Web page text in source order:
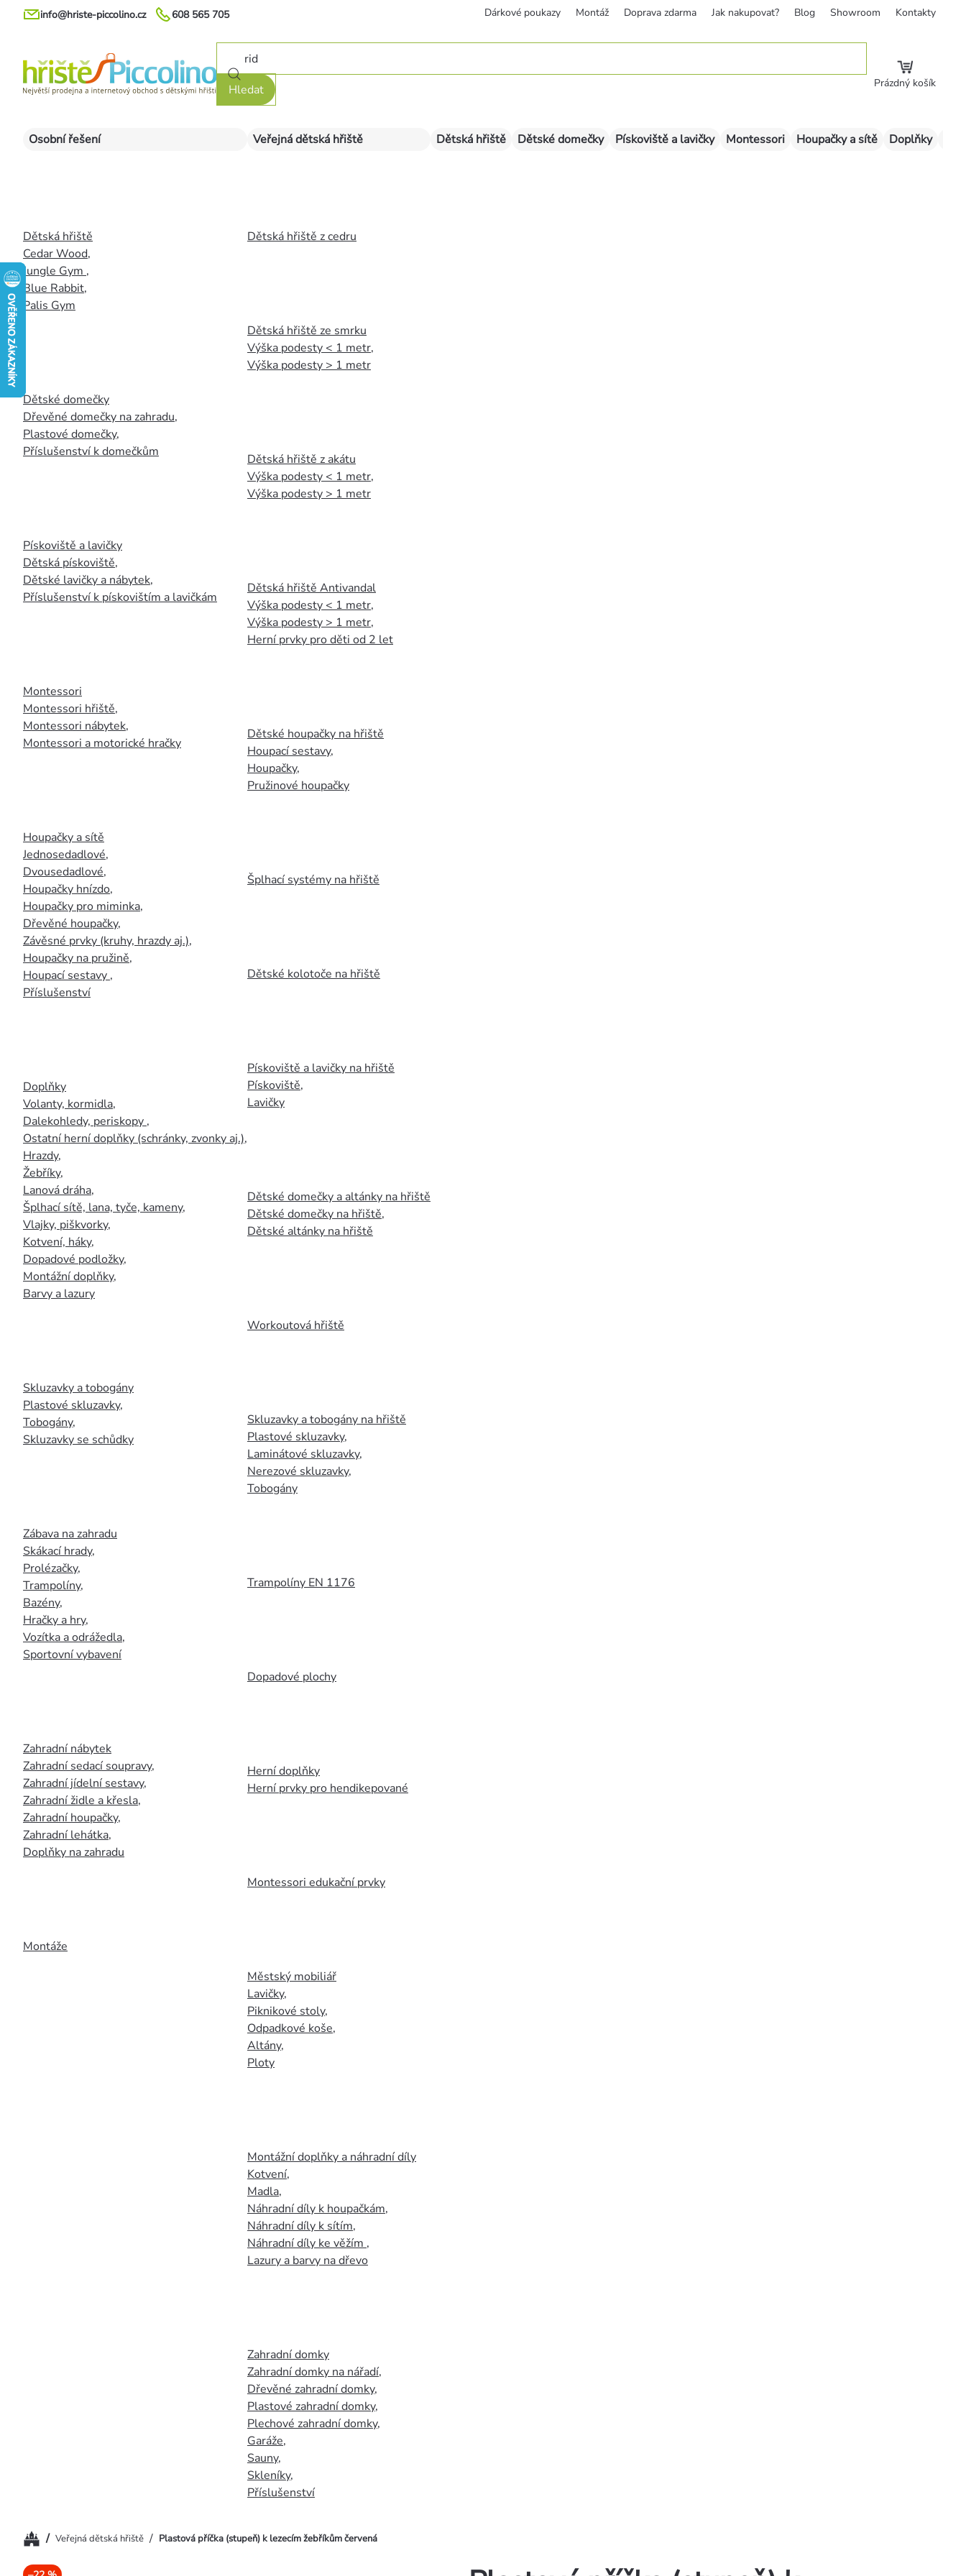
Přejít
608 565 705
info@hriste-piccolino.cz Dárkové poukazy Montáž Doprava zdarma Jak nakupovat? Blog Showroom Kontakty
Hledat Prázdný košík
Osobní řešení
Dětská hřiště
Cedar Wood,
Jungle Gym ,
Blue Rabbit,
Palis Gym
Dětské domečky
Dřevěné domečky na zahradu,
Plastové domečky,
Příslušenství k domečkům
Pískoviště a lavičky
Dětská pískoviště,
Dětské lavičky a nábytek,
Příslušenství k pískovištím a lavičkám
Montessori
Montessori hřiště,
Montessori nábytek,
Montessori a motorické hračky
Houpačky a sítě
Jednosedadlové,
Dvousedadlové,
Houpačky hnízdo,
Houpačky pro miminka,
Dřevěné houpačky,
Závěsné prvky (kruhy, hrazdy aj.),
Houpačky na pružině,
Houpací sestavy ,
Příslušenství
Doplňky
Volanty, kormidla,
Dalekohledy, periskopy ,
Ostatní herní doplňky (schránky, zvonky aj.),
Hrazdy,
Žebříky,
Lanová dráha,
Šplhací sítě, lana, tyče, kameny,
Vlajky, piškvorky,
Kotvení, háky,
Dopadové podložky,
Montážní doplňky,
Barvy a lazury
Skluzavky a tobogány
Plastové skluzavky,
Tobogány,
Skluzavky se schůdky
Zábava na zahradu
Skákací hrady,
Prolézačky,
Trampolíny,
Bazény,
Hračky a hry,
Vozítka a odrážedla,
Sportovní vybavení
Zahradní nábytek
Zahradní sedací soupravy,
Zahradní jídelní sestavy,
Zahradní židle a křesla,
Zahradní houpačky,
Zahradní lehátka,
Doplňky na zahradu
Montáže
Veřejná dětská hřiště
Dětská hřiště z cedru
Dětská hřiště ze smrku
Výška podesty < 1 metr,
Výška podesty > 1 metr
Dětská hřiště z akátu
Výška podesty < 1 metr,
Výška podesty > 1 metr
Dětská hřiště Antivandal
Výška podesty < 1 metr,
Výška podesty > 1 metr,
Herní prvky pro děti od 2 let
Dětské houpačky na hřiště
Houpací sestavy,
Houpačky,
Pružinové houpačky
Šplhací systémy na hřiště
Dětské kolotoče na hřiště
Pískoviště a lavičky na hřiště
Pískoviště,
Lavičky
Dětské domečky a altánky na hřiště
Dětské domečky na hřiště,
Dětské altánky na hřiště
Workoutová hřiště
Skluzavky a tobogány na hřiště
Plastové skluzavky,
Laminátové skluzavky,
Nerezové skluzavky,
Tobogány
Trampolíny EN 1176
Dopadové plochy
Herní doplňky
Herní prvky pro hendikepované
Montessori edukační prvky
Městský mobiliář
Lavičky,
Piknikové stoly,
Odpadkové koše,
Altány,
Ploty
Montážní doplňky a náhradní díly
Kotvení,
Madla,
Náhradní díly k houpačkám,
Náhradní díly k sítím,
Náhradní díly ke věžím ,
Lazury a barvy na dřevo
Zahradní domky
Zahradní domky na nářadí,
Dřevěné zahradní domky,
Plastové zahradní domky,
Plechové zahradní domky,
Garáže,
Sauny,
Skleníky,
Příslušenství
Dětská hřiště Dětské domečky Pískoviště a lavičky Montessori Houpačky a sítě Doplňky
Domů/ Veřejná dětská hřiště / Plastová příčka (stupeň) k lezecím žebříkům červená